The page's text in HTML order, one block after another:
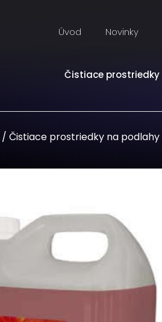
Úvod Novinky
Čistiace prostriedky
/ Čistiace prostriedky na podlahy